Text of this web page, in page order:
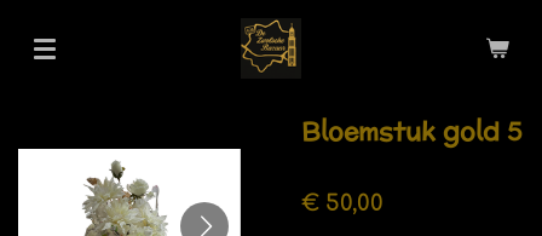
direct
hoofdinhoud
Bloemstuk gold 5
€ 50,00